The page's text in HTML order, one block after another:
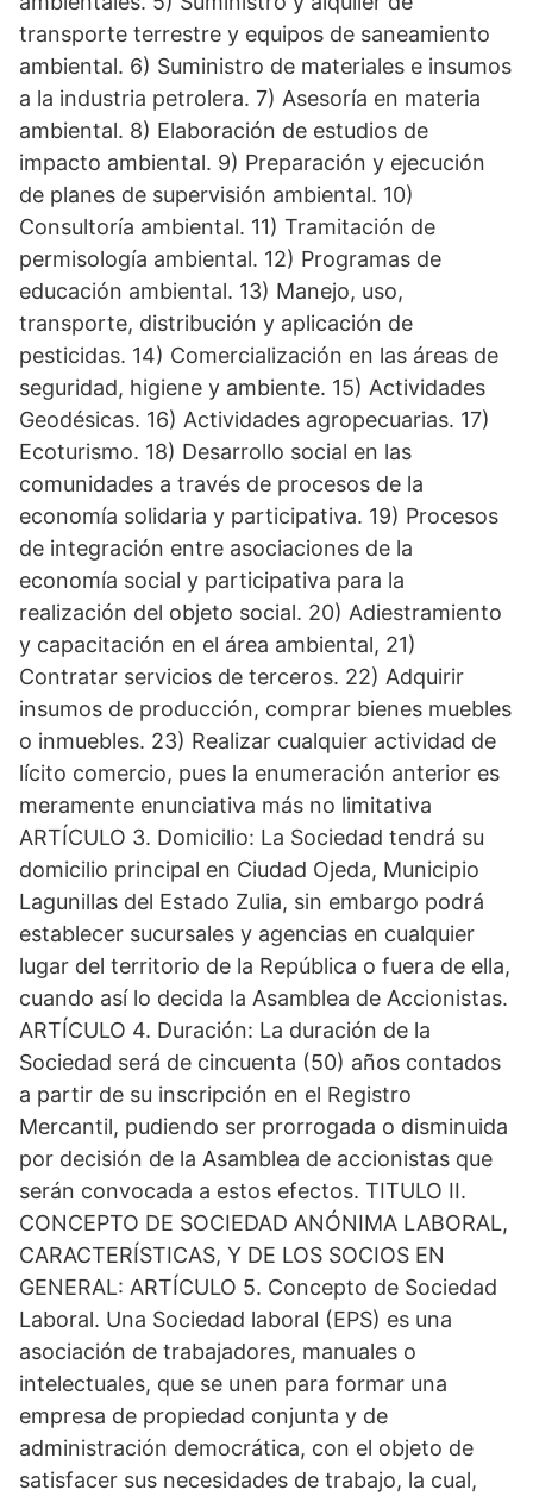
transporte terrestre y equipos de saneamiento
ambiental. 6) Suministro de materiales e insumos
a la industria petrolera. 7) Asesoría en materia
ambiental. 8) Elaboración de estudios de
impacto ambiental. 9) Preparación y ejecución
de planes de supervisión ambiental. 10)
Consultoría ambiental. 11) Tramitación de
permisología ambiental. 12) Programas de
educación ambiental. 13) Manejo, uso,
transporte, distribución y aplicación de
pesticidas. 14) Comercialización en las áreas de
seguridad, higiene y ambiente. 15) Actividades
Geodésicas. 16) Actividades agropecuarias. 17)
Ecoturismo. 18) Desarrollo social en las
comunidades a través de procesos de la
economía solidaria y participativa. 19) Procesos
de integración entre asociaciones de la
economía social y participativa para la
realización del objeto social. 20) Adiestramiento
y capacitación en el área ambiental, 21)
Contratar servicios de terceros. 22) Adquirir
insumos de producción, comprar bienes muebles
o inmuebles. 23) Realizar cualquier actividad de
lícito comercio, pues la enumeración anterior es
meramente enunciativa más no limitativa
ARTÍCULO 3. Domicilio: La Sociedad tendrá su
domicilio principal en Ciudad Ojeda, Municipio
Lagunillas del Estado Zulia, sin embargo podrá
establecer sucursales y agencias en cualquier
lugar del territorio de la República o fuera de ella,
cuando así lo decida la Asamblea de Accionistas.
ARTÍCULO 4. Duración: La duración de la
Sociedad será de cincuenta (50) años contados
a partir de su inscripción en el Registro
Mercantil, pudiendo ser prorrogada o disminuida
por decisión de la Asamblea de accionistas que
serán convocada a estos efectos. TITULO II.
CONCEPTO DE SOCIEDAD ANÓNIMA LABORAL,
CARACTERÍSTICAS, Y DE LOS SOCIOS EN
GENERAL: ARTÍCULO 5. Concepto de Sociedad
Laboral. Una Sociedad laboral (EPS) es una
asociación de trabajadores, manuales o
intelectuales, que se unen para formar una
empresa de propiedad conjunta y de
administración democrática, con el objeto de
satisfacer sus necesidades de trabajo, la cual,